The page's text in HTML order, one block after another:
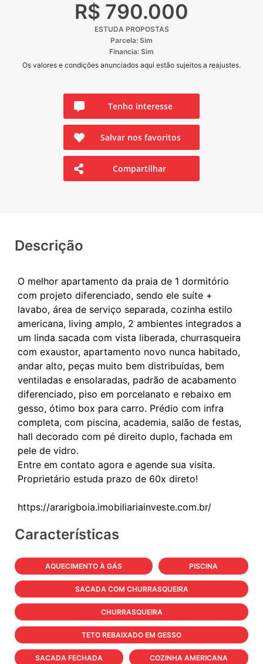
R$ 790.000
ESTUDA PROPOSTAS
Parcela: Sim
Financia: Sim
Os valores e condições anunciados aqui estão sujeitos a reajustes.
Tenho interesse
Salvar nos favoritos
Compartilhar
Descrição
O melhor apartamento da praia de 1 dormitório
com projeto diferenciado, sendo ele suíte +
lavabo, área de serviço separada, cozinha estilo
americana, living amplo, 2 ambientes integrados a
um linda sacada com vista liberada, churrasqueira
com exaustor, apartamento novo nunca habitado,
andar alto, peças muito bem distribuídas, bem
ventiladas e ensolaradas, padrão de acabamento
diferenciado, piso em porcelanato e rebaixo em
gesso, ótimo box para carro. Prédio com infra
completa, com piscina, academia, salão de festas,
hall decorado com pé direito duplo, fachada em
pele de vidro.
Entre em contato agora e agende sua visita.
Proprietário estuda prazo de 60x direto!
Características
AQUECIMENTO À GÁS PISCINA
SACADA COM CHURRASQUEIRA
CHURRASQUEIRA
TETO REBAIXADO EM GESSO
SACADA FECHADA COZINHA AMERICANA